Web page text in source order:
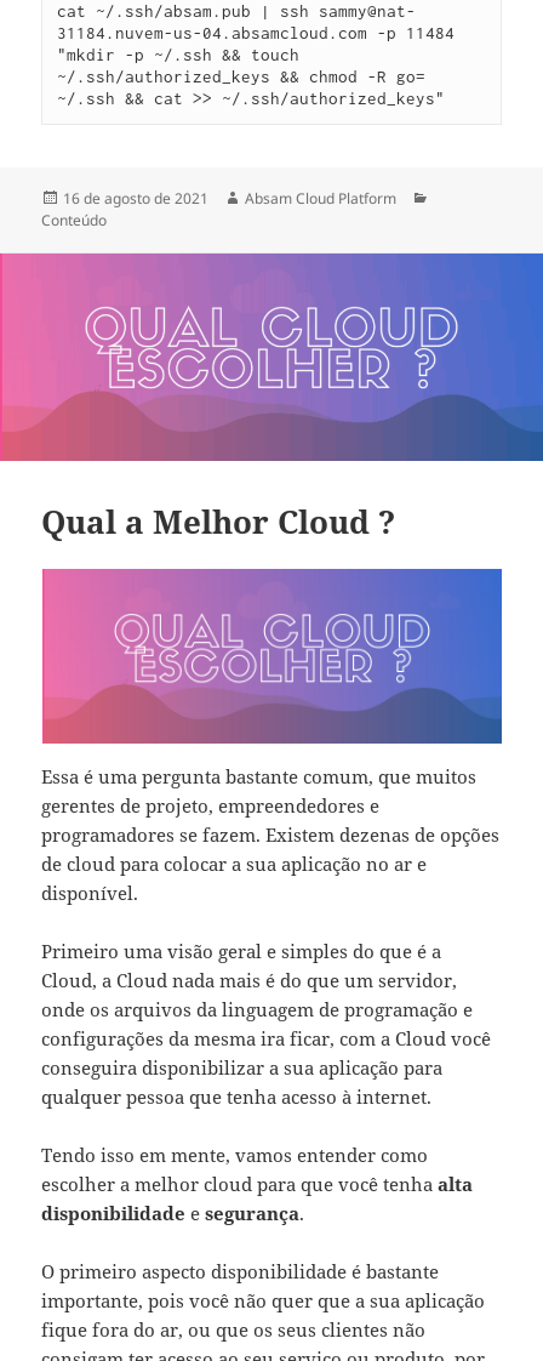
cat ~/.ssh/absam.pub | ssh sammy@nat-
31184.nuvem-us-04.absamcloud.com -p 11484
"mkdir -p ~/.ssh && touch
~/.ssh/authorized_keys && chmod -R go=
~/.ssh && cat >> ~/.ssh/authorized_keys"
Publicado
em
16 de agosto de 2021 Autor
Absam Cloud Platform
Conteúdo
Qual a Melhor Cloud ?
Essa é uma pergunta bastante comum, que muitos
gerentes de projeto, empreendedores e
programadores se fazem. Existem dezenas de opções
de cloud para colocar a sua aplicação no ar e
disponível.
Primeiro uma visão geral e simples do que é a
Cloud, a Cloud nada mais é do que um servidor,
onde os arquivos da linguagem de programação e
configurações da mesma ira ficar, com a Cloud você
conseguira disponibilizar a sua aplicação para
qualquer pessoa que tenha acesso à internet.
Tendo isso em mente, vamos entender como
escolher a melhor cloud para que você tenhaalta
disponibilidade esegurança.
O primeiro aspecto disponibilidade é bastante
importante, pois você não quer que a sua aplicação
fique fora do ar, ou que os seus clientes não